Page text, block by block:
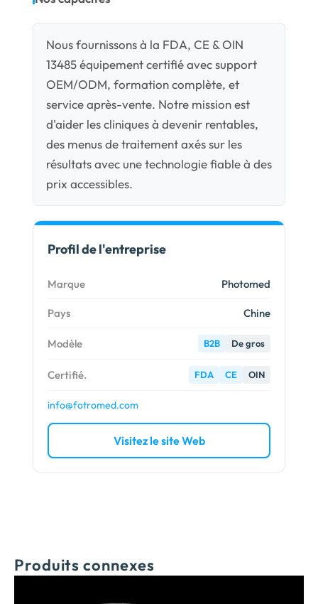
Nous fournissons à la FDA, CE & OIN
13485 équipement certifié avec support
OEM/ODM, formation complète, et
service après-vente. Notre mission est
d'aider les cliniques à devenir rentables,
des menus de traitement axés sur les
résultats avec une technologie fiable à des
prix accessibles.
Profil de l'entreprise
Marque Photomed
Pays Chine
Modèle B2B De gros
Certifié. FDA CE OIN
info@fotromed.com
Visitez le site Web
Produits connexes